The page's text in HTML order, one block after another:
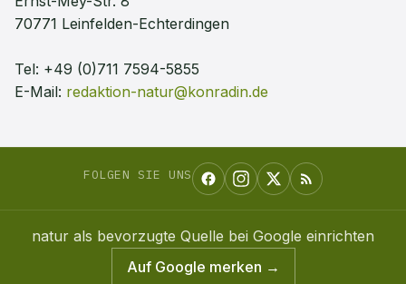
70771 Leinfelden-Echterdingen
Tel: +49 (0)711 7594-5855
E-Mail: redaktion-natur@konradin.de
FOLGEN SIE UNS
natur als bevorzugte Quelle bei Google einrichten
Auf Google merken →